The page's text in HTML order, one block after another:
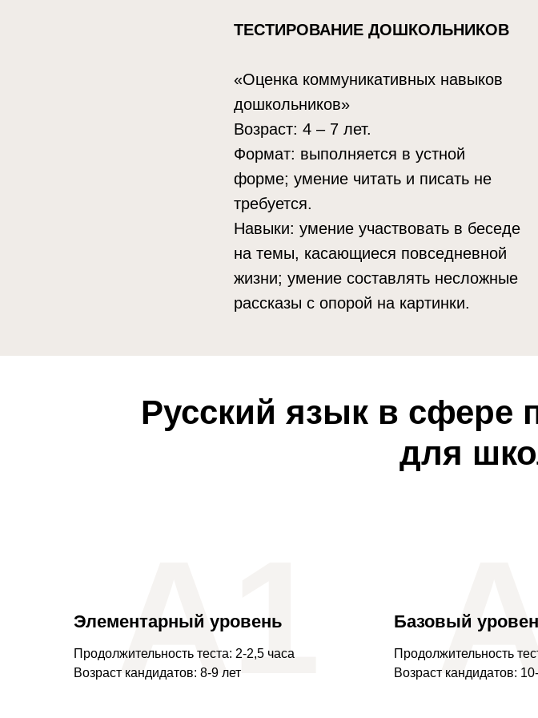
ТЕСТИРОВАНИЕ ДОШКОЛЬНИКОВ
«Оценка коммуникативных навыков
дошкольников»
Возраст: 4 – 7 лет.
Формат: выполняется в устной
форме; умение читать и писать не
требуется.
Навыки: умение участвовать в беседе
на темы, касающиеся повседневной
жизни; умение составлять несложные
рассказы с опорой на картинки.
Русский язык в сфере
для
Элементарный уровень
Продолжительность теста: 2-2,5 часа
Возраст кандидатов: 8-9 лет
А1 Базовый
Продолжительность
Возраст кандидатов: